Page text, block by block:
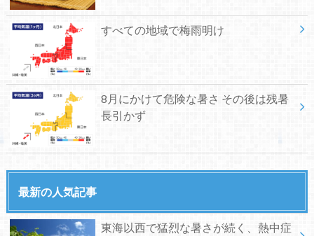
すべての地域で梅雨明け
8月にかけて危険な暑さ その後は残暑
長引かず
最新の人気記事
東海以西で猛烈な暑さが続く、熱中症